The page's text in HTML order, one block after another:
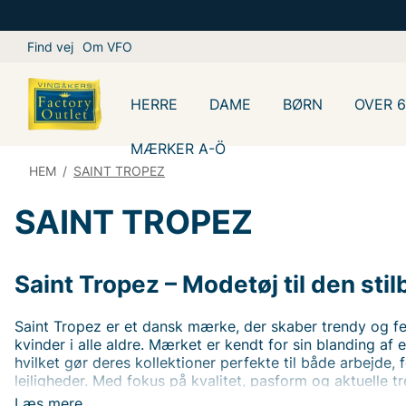
Find vej Om VFO
HERRE DAME BØRN OVER
MÆRKER A-Ö
HEM / SAINT TROPEZ
SAINT TROPEZ
Saint Tropez – Modetøj til den
Saint Tropez er et dansk mærke, der skaber trendy og
kvinder i alle aldre. Mærket er kendt for sin blanding af
hvilket gør deres kollektioner perfekte til både arbejde,
lejligheder. Med fokus på kvalitet, pasform og aktuelle
et bredt udvalg af kjoler, bluser, bukser og strikkede